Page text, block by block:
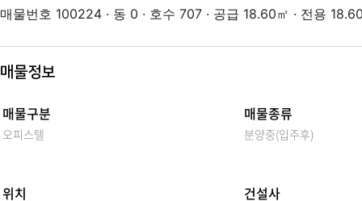
매물번호 100224 · 동 0 · 호수 707 · 공급 18.60㎡ · 전용
매물정보
매물구분
오피스텔
매물종류
분양중(입주후)
위치 건설사